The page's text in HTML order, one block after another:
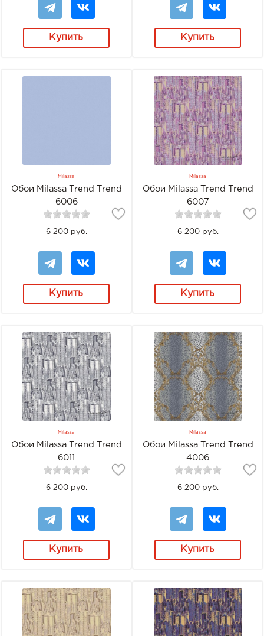
Купить Купить
Milassa
Обои Milassa Trend Trend
6006
6 200 руб.
Купить
Milassa
Обои Milassa Trend Trend
6007
6 200 руб.
Купить
Milassa
Обои Milassa Trend Trend
6011
6 200 руб.
Купить
Milassa
Обои Milassa Trend Trend
4006
6 200 руб.
Купить